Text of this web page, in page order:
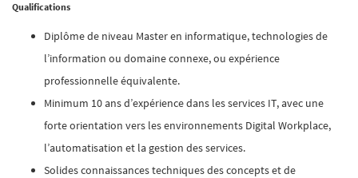
Qualifications
Diplôme de niveau Master en informatique, technologies de
l’information ou domaine connexe, ou expérience
professionnelle équivalente.
Minimum 10 ans d’expérience dans les services IT, avec une
forte orientation vers les environnements Digital Workplace,
l’automatisation et la gestion des services.
Solides connaissances techniques des concepts et de